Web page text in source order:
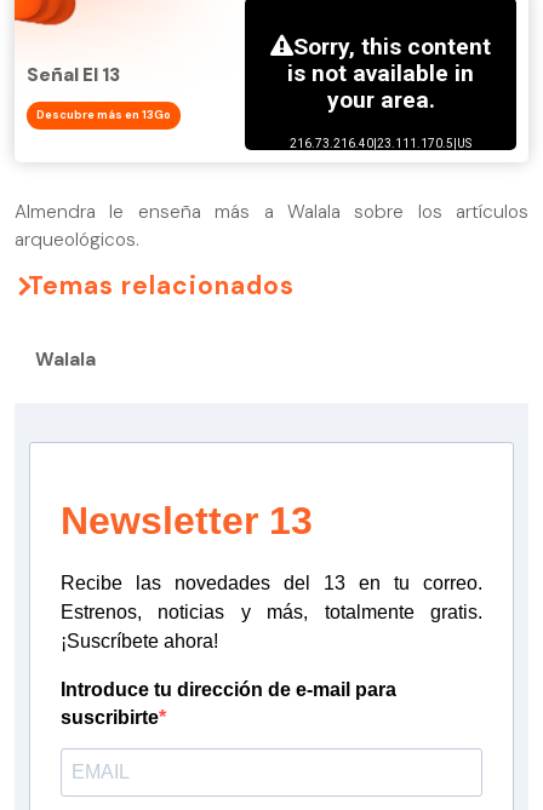
Señal El 13
Descubre más en 13Go
Almendra le enseña más a Walala sobre los artículos
arqueológicos.
Temas relacionados
Walala
Newsletter 13
Recibe las novedades del 13 en tu correo.
Estrenos, noticias y más, totalmente gratis.
¡Suscríbete ahora!
Introduce tu dirección de e-mail para
suscribirte